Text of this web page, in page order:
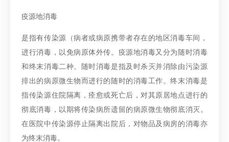
疫源地消毒
是指有传染源（病者或病原携带者存在的地区消毒车间，
进行消毒，以免病原体外传。疫源地消毒又分为随时消毒
和终末消毒二种。随时消毒是指及时杀灭并消除由污染源
排出的病原微生物而进行的随时的消毒工作。终末消毒是
指传染源住院隔离，痊愈或死亡后，对其原居地点进行的
彻底消毒，以期将传染病所遗留的病原微生物彻底消灭。
在医院中传染源停止隔离出院后，对物品及病房的消毒亦
为终末消毒。